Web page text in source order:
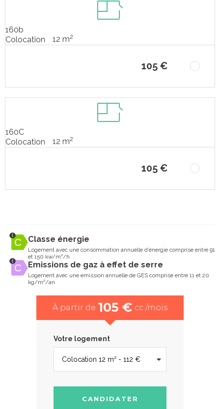
160b
Colocation
12 m2
105 €
160C
Colocation
12 m2
105 €
Classe énergie
Logement avec une consommation annuelle d’énergie comprise entre 91
et 150 kw/m²/h
Emissions de gaz à effet de serre
Logement avec une emission annuelle de GES comprise entre 11 et 20
kg/m²/an
À partir de 105 € cc /mois
Votre logement
CANDIDATER